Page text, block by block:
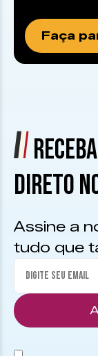
Faça
DIRETO
Assine a
tudo que